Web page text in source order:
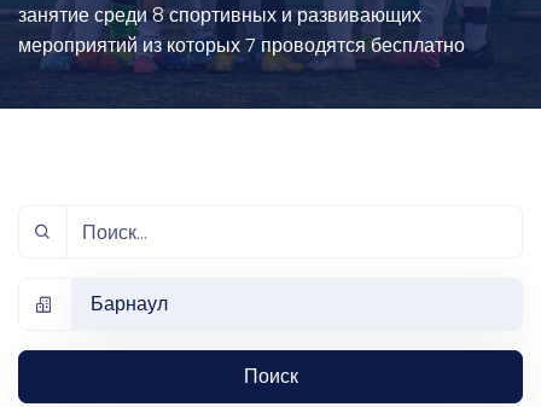
занятие среди 8 спортивных и развивающих
мероприятий из которых 7 проводятся бесплатно
Барнаул
Поиск